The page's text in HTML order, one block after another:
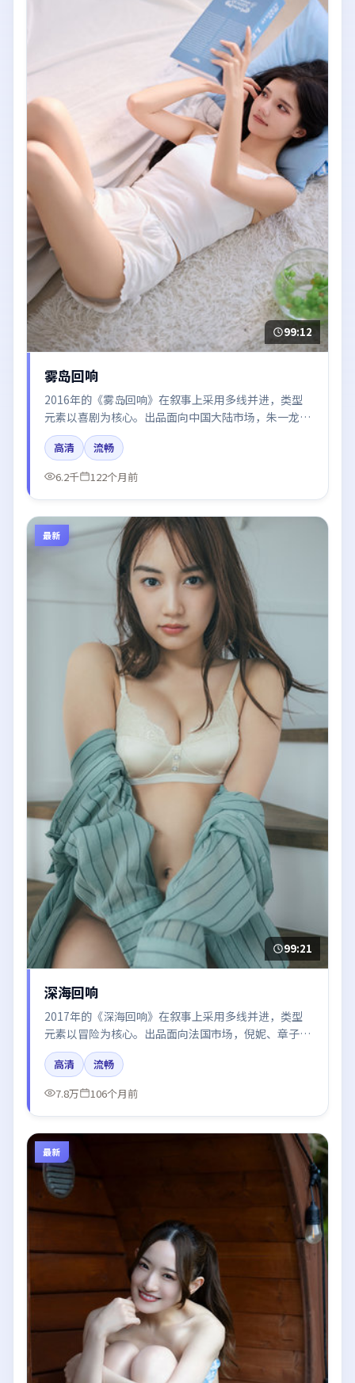
99:12
雾岛回响
2016年的《雾岛回响》在叙事上采用多线并进，类型
元素以喜剧为核心。出品面向中国大陆市场，朱一龙、
章子怡、木村拓哉、张子枫、廖凡所饰角色推动关键反
转，结尾留白引发讨论。
高清
流畅
6.2千
122个月前
最新
99:21
深海回响
2017年的《深海回响》在叙事上采用多线并进，类型
元素以冒险为核心。出品面向法国市场，倪妮、章子
怡、段奕宏、周迅所饰角色推动关键反转，结尾留白引
发讨论。
高清
流畅
7.8万
106个月前
最新